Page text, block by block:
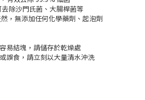
除沙門氏菌、大腸桿菌等
，無添加任何化學藥劑、起泡劑
易結塊，請儲存於乾燥處
誤食，請立刻以大量清水沖洗